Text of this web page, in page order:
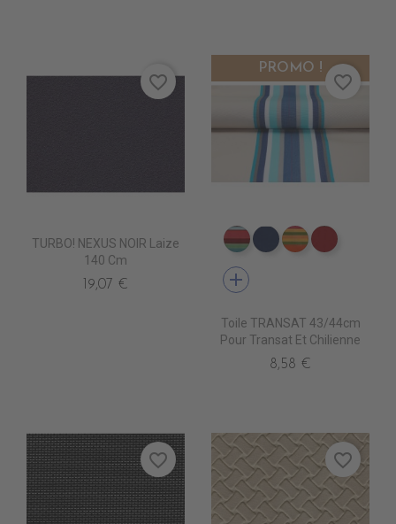
TURBO! NEXUS NOIR Laize
140 Cm
19,07 €
favorite_border
DT0013 CARACAS
DT0026 LEVANT
DT0014DT0027
add
Toile TRANSAT 43/44cm
Pour Transat Et Chilienne
8,58 €
PROMO !
favorite_border
favorite_border favorite_border